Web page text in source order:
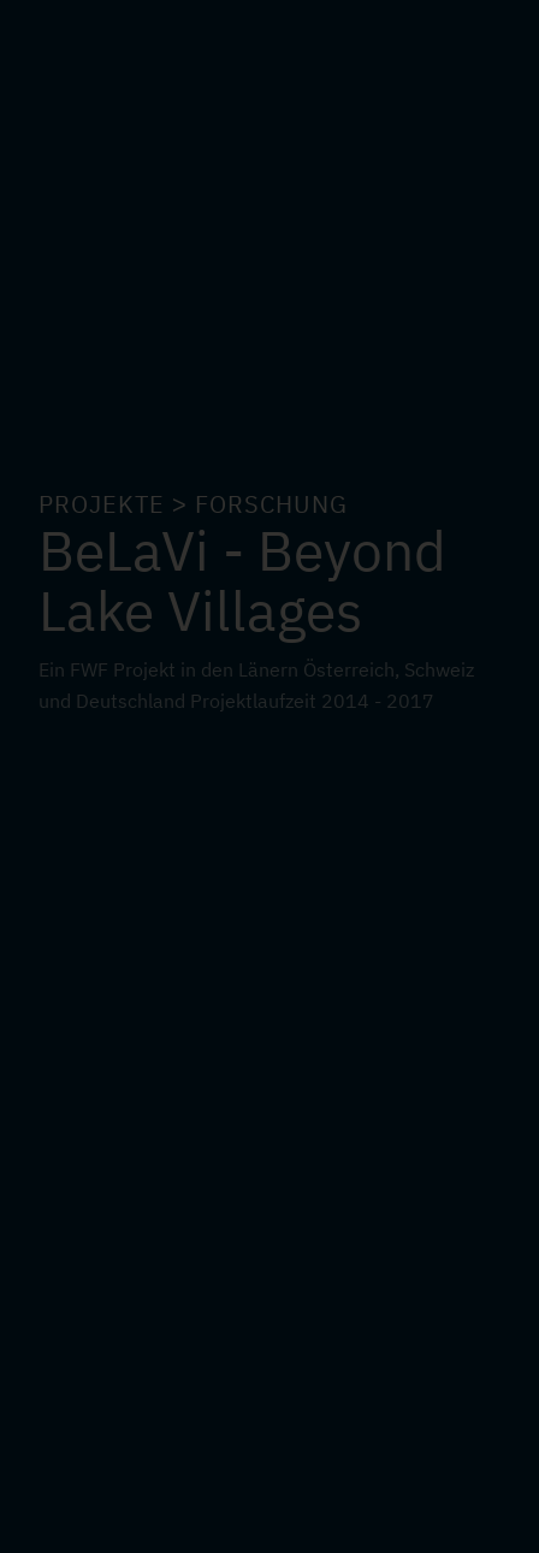
PROJEKTE ˃ FORSCHUNG
BeLaVi - Beyond
Lake Villages
Ein FWF Projekt in den Länern Österreich, Schweiz
und Deutschland Projektlaufzeit 2014 - 2017